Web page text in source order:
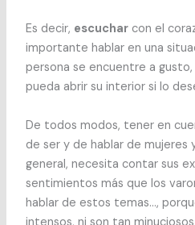
Es decir, escucharcon el
importante hablar en una
persona se encuentre a
pueda abrir su interior si lo
De todos modos, tener en
de ser y de hablar de mujeres
general, necesita contar sus
sentimientos más que los
hablar de estos temas…,